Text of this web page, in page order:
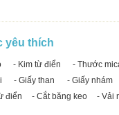
yêu thích
- Kim từ điển - Thước
- Giấy than - Giấy nhám
điển - Cắt băng keo - Vải